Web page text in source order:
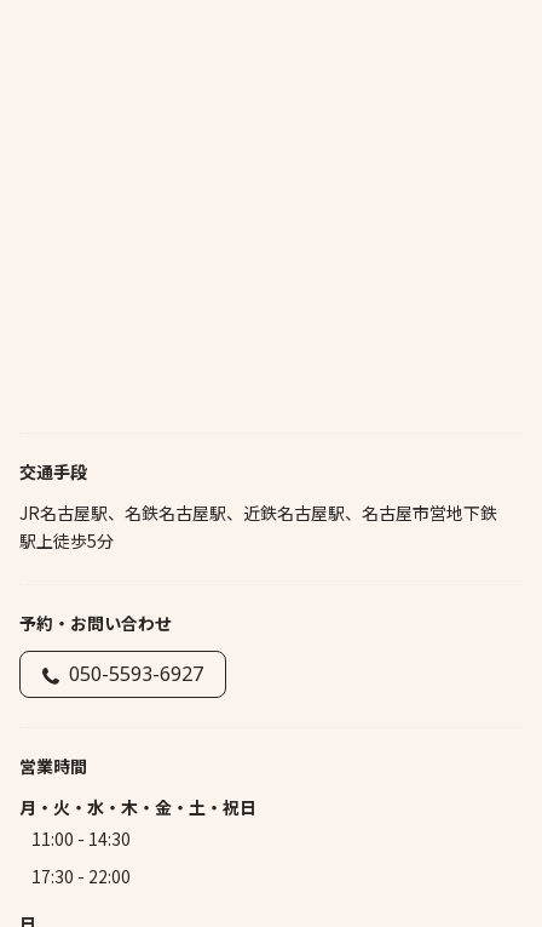
交通手段
JR名古屋駅、名鉄名古屋駅、近鉄名古屋駅、名古屋市営地下鉄
駅上徒歩5分
予約・お問い合わせ
050-5593-6927
営業時間
月・火・水・木・金・土・祝日
11:00 - 14:30
17:30 - 22:00